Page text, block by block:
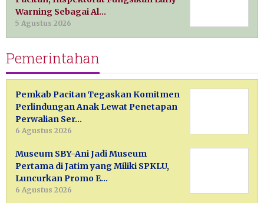
Warning Sebagai Al…
5 Agustus 2026
Pemerintahan
Pemkab Pacitan Tegaskan Komitmen
Perlindungan Anak Lewat Penetapan
Perwalian Ser…
6 Agustus 2026
Museum SBY-Ani Jadi Museum
Pertama di Jatim yang Miliki SPKLU,
Luncurkan Promo E…
6 Agustus 2026